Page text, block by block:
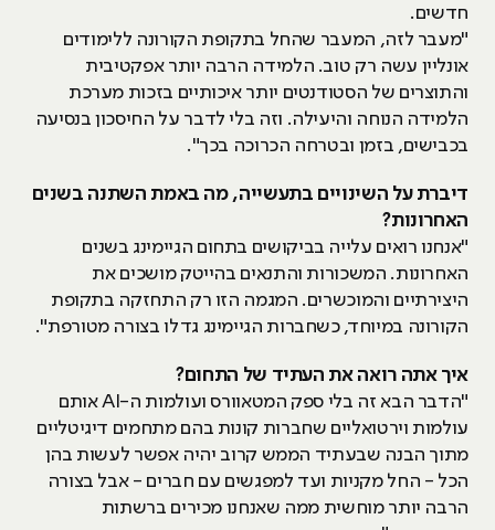
חדשים.
"מעבר לזה, המעבר שהחל בתקופת הקורונה ללימודים
אונליין עשה רק טוב. הלמידה הרבה יותר אפקטיבית
והתוצרים של הסטודנטים יותר איכותיים בזכות מערכת
הלמידה הנוחה והיעילה. וזה בלי לדבר על החיסכון בנסיעה
בכבישים, בזמן ובטרחה הכרוכה בכך".
דיברת על השינויים בתעשייה, מה באמת השתנה בשנים
האחרונות?
"אנחנו רואים עלייה בביקושים בתחום הגיימינג בשנים
האחרונות. המשכורות והתנאים בהייטק מושכים את
היצירתיים והמוכשרים. המגמה הזו רק התחזקה בתקופת
הקורונה במיוחד, כשחברות הגיימינג גדלו בצורה מטורפת".
איך אתה רואה את העתיד של התחום?
"הדבר הבא זה בלי ספק המטאוורס ועולמות ה-AI אותם
עולמות וירטואליים שחברות קונות בהם מתחמים דיגיטליים
מתוך הבנה שבעתיד הממש קרוב יהיה אפשר לעשות בהן
הכל - החל מקניות ועד למפגשים עם חברים - אבל בצורה
הרבה יותר מוחשית ממה שאנחנו מכירים ברשתות